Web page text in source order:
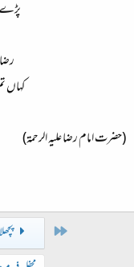
پڑے
کہاں
(حضرت امام رضا علیہ الرحمۃ)
پچھلا